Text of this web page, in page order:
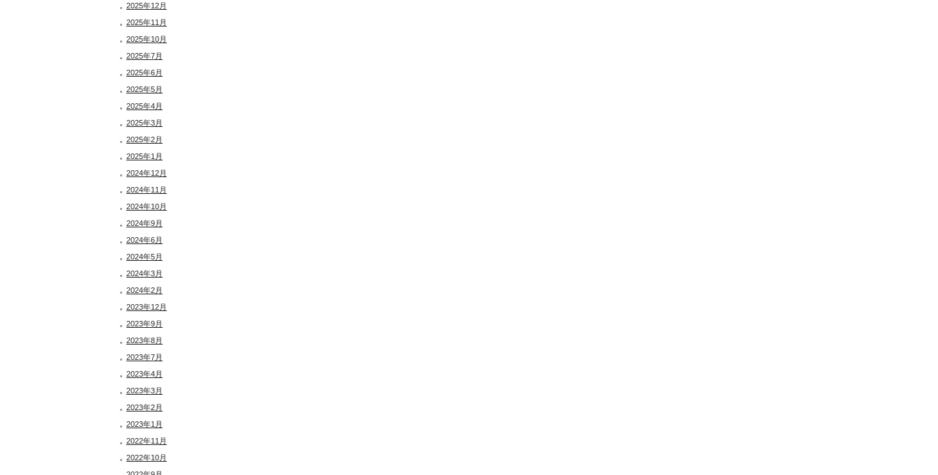
2025年12月
2025年11月
2025年10月
2025年7月
2025年6月
2025年5月
2025年4月
2025年3月
2025年2月
2025年1月
2024年12月
2024年11月
2024年10月
2024年9月
2024年6月
2024年5月
2024年3月
2024年2月
2023年12月
2023年9月
2023年8月
2023年7月
2023年4月
2023年3月
2023年2月
2023年1月
2022年11月
2022年10月